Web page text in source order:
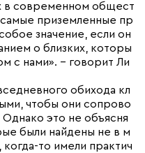
в современном общест
приземленные пр
значение, если он
о близких, которы
с нами». – говорит Ли
обихода кл
чтобы они сопрово
это не объясня
были найдены не в м
то имели практич